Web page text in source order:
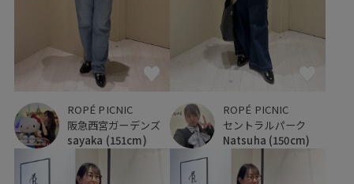
ROPÉ PICNIC
阪急西宮ガーデンズ
sayaka (151cm)
ROPÉ PICNIC
セントラルパーク
Natsuha (150cm)